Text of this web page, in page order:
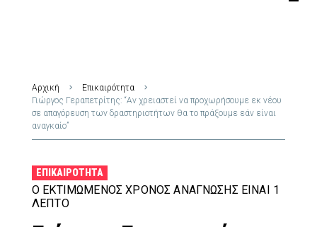
Αρχική
Επικαιρότητα
Γιώργος Γεραπετρίτης: “Αν χρειαστεί να προχωρήσουμε εκ νέου
σε απαγόρευση των δραστηριοτήτων θα το πράξουμε εάν είναι
αναγκαίο”
ΕΠΙΚΑΙΡΌΤΗΤΑ
Ο ΕΚΤΙΜΏΜΕΝΟΣ ΧΡΌΝΟΣ ΑΝΆΓΝΩΣΗΣ ΕΊΝΑΙ 1
ΛΕΠΤΌ